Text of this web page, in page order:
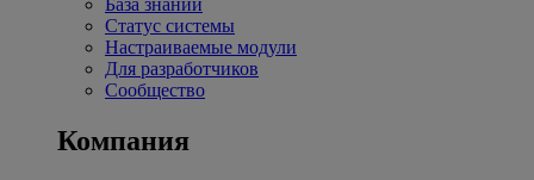
База знаний
Статус системы
Настраиваемые модули
Для разработчиков
Сообщество
Компания